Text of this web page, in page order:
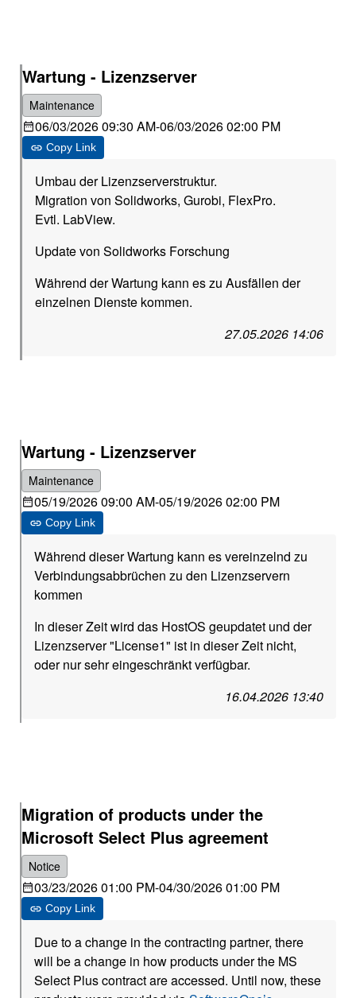
Wartung - Lizenzserver
Maintenance
06/03/2026 09:30 AM-06/03/2026 02:00 PM
Copy Link
Umbau der Lizenzserverstruktur.
Migration von Solidworks, Gurobi, FlexPro.
Evtl. LabView.
Update von Solidworks Forschung
Während der Wartung kann es zu Ausfällen der
einzelnen Dienste kommen.
27.05.2026 14:06
Wartung - Lizenzserver
Maintenance
05/19/2026 09:00 AM-05/19/2026 02:00 PM
Copy Link
Während dieser Wartung kann es vereinzelnd zu
Verbindungsabbrüchen zu den Lizenzservern
kommen
In dieser Zeit wird das HostOS geupdatet und der
Lizenzserver "License1" ist in dieser Zeit nicht,
oder nur sehr eingeschränkt verfügbar.
16.04.2026 13:40
Migration of products under the
Microsoft Select Plus agreement
Notice
03/23/2026 01:00 PM-04/30/2026 01:00 PM
Copy Link
Due to a change in the contracting partner, there
will be a change in how products under the MS
Select Plus contract are accessed. Until now, these